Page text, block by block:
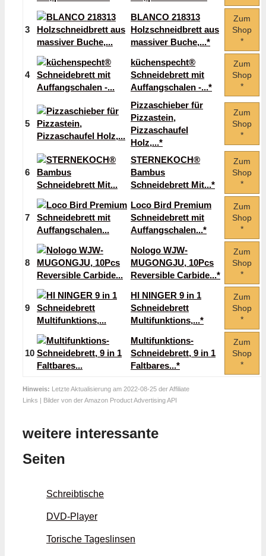
3
BLANCO 218313
Holzschneidbrett aus
massiver Buche,...*
Zum
Shop
*
4
küchenspecht®
Schneidebrett mit
Auffangschalen -...*
Zum
Shop
*
5
Pizzaschieber für
Pizzastein,
Pizzaschaufel
Holz,...*
Zum
Shop
*
6
STERNEKOCH®
Bambus
Schneidebrett Mit...*
Zum
Shop
*
7
Loco Bird Premium
Schneidebrett mit
Auffangschalen...*
Zum
Shop
*
8
Nologo WJW-
MUGONGJU, 10Pcs
Reversible Carbide...*
Zum
Shop
*
9
HI NINGER 9 in 1
Schneidebrett
Multifunktions,...*
Zum
Shop
*
10
Multifunktions-
Schneidebrett, 9 in 1
Faltbares...*
Zum
Shop
*
Hinweis: Letzte Aktualisierung am 2022-08-25 der Affiliate
Links | Bilder von der Amazon Product Advertising API
weitere interessante
Seiten
Schreibtische
DVD-Player
Torische Tageslinsen